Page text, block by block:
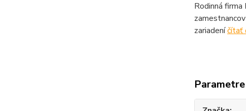
Rodinná
zariadeníčítať
Parametre